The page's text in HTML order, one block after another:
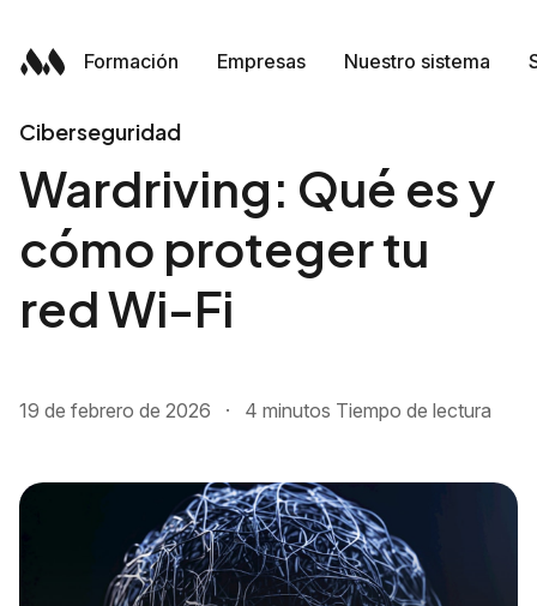
Skip
content
Formación
Empresas
Nuestro sistema
Ciberseguridad
Wardriving: Qué es y
cómo proteger tu
red Wi-Fi
19 de febrero de 2026 · 4 minutos Tiempo de lectura